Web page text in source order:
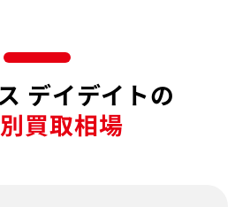
デイデイトの
買取相場